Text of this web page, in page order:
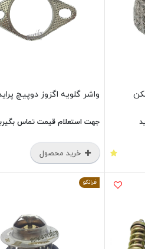
واشر گلویه اگزوز دوپیچ
جهت استعلام قیمت تماس
خرید محصول
فرانکو